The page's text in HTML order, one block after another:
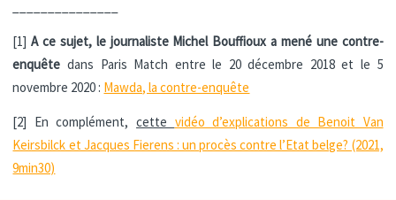
[1]A ce sujet, le journaliste Michel Bouffioux a mené une contre-
enquête dans Paris Match entre le 20 décembre 2018 et le 5
novembre 2020 : Mawda, la contre-enquête
[2] En complément, cette vidéo d’explications de Benoit Van
Keirsbilck et Jacques Fierens : un procès contre l’Etat belge? (2021,
9min30)